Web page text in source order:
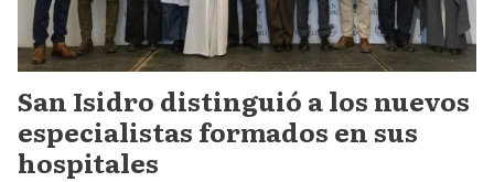
San Isidro distinguió a los nuevos
especialistas formados en sus
hospitales